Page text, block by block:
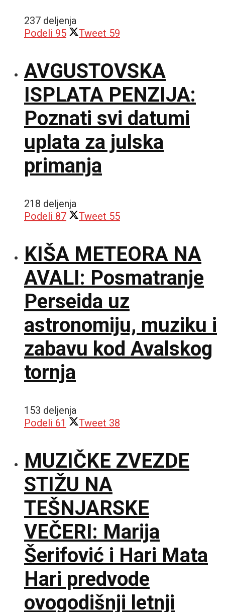
237 deljenja
Podeli 95 Tweet 59
AVGUSTOVSKA
ISPLATA PENZIJA:
Poznati svi datumi
uplata za julska
primanja
218 deljenja
Podeli 87 Tweet 55
KIŠA METEORA NA
AVALI: Posmatranje
Perseida uz
astronomiju, muziku i
zabavu kod Avalskog
tornja
153 deljenja
Podeli 61 Tweet 38
MUZIČKE ZVEZDE
STIŽU NA
TEŠNJARSKE
VEČERI: Marija
Šerifović i Hari Mata
Hari predvode
ovogodišnji letnji